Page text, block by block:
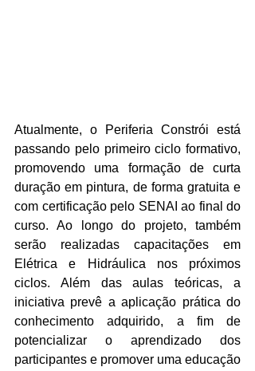
Atualmente, o Periferia Constrói está
passando pelo primeiro ciclo formativo,
promovendo uma formação de curta
duração em pintura, de forma gratuita e
com certificação pelo SENAI ao final do
curso. Ao longo do projeto, também
serão realizadas capacitações em
Elétrica e Hidráulica nos próximos
ciclos. Além das aulas teóricas, a
iniciativa prevê a aplicação prática do
conhecimento adquirido, a fim de
potencializar o aprendizado dos
participantes e promover uma educação